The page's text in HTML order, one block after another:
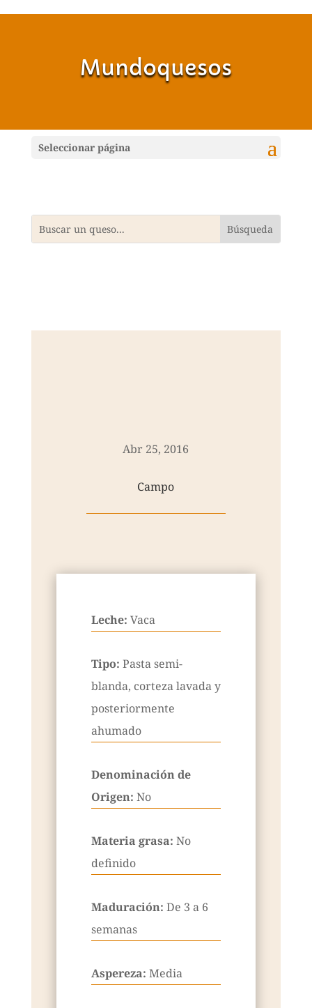
Mundoquesos
Seleccionar página
Abr 25, 2016
Campo
Leche: Vaca
Tipo: Pasta semi-
blanda, corteza lavada y
posteriormente
ahumado
Denominación de
Origen: No
Materia grasa: No
definido
Maduración: De 3 a 6
semanas
Aspereza: Media